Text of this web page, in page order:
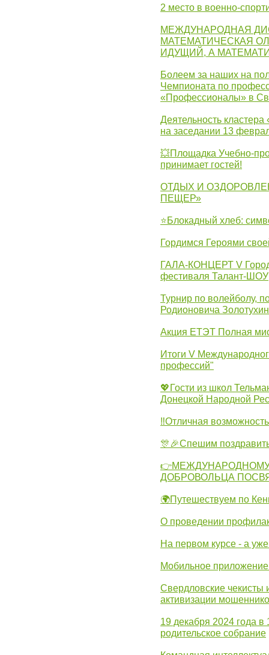
2 место в военно-
МЕЖДУНАРОДНАЯ
МАТЕМАТИЧЕСКАЯ
ИДУЩИЙ, А
Болеем за наших на
Чемпионата по
«Профессионалы» в
Деятельность
на заседании 13
💥Площадка Учебно-
принимает гостей!
ОТДЫХ И
ПЕЩЕР»
⭐Блокадный хлеб:
Гордимся Героями
ГАЛА-КОНЦЕРТ V
фестиваля Талант-ШОУ
Турнир по волейболу,
Родионовича
Акция ЕТЭТ Полная
Итоги V
профессий"
💖Гости из школ
Донецкой Народной
‼Отличная
🎊🎉Спешим
ДОБРОВОЛЬЦА
🌍Путешествуем по
О проведении
На первом курсе - а
Мобильное
Свердловские
активизации
19 декабря 2024 года
родительское собрание